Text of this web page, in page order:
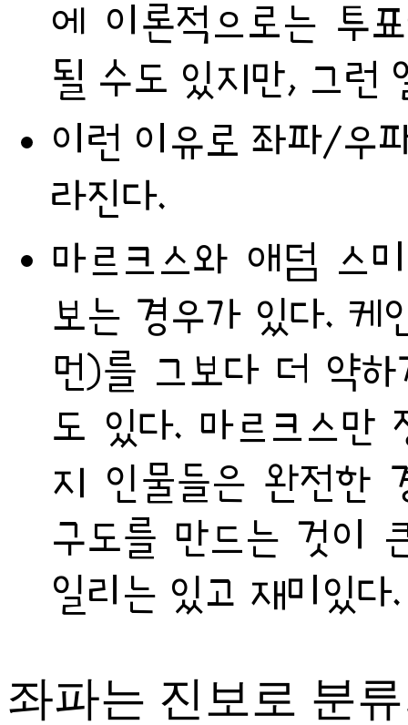
에 이론적으로는 투
될 수도 있지만, 그런
이런 이유로 좌파/우
라진다.
마르크스와 애덤 스
보는 경우가 있다. 케
먼)를 그보다 더 약
도 있다. 마르크스만
지 인물들은 완전한
구도를 만드는 것이
일리는 있고 재미있다.
좌파는 진보로 분